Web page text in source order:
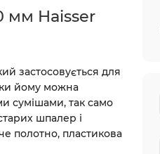
мм Haisser
застосовується для
йому можна
сумішами, так само
шпалер і
полотно, пластикова